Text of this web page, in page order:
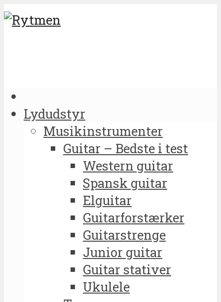
Lydudstyr
Musikinstrumenter
Guitar – Bedste i test
Western guitar
Spansk guitar
Elguitar
Guitarforstærker
Guitarstrenge
Junior guitar
Guitar stativer
Ukulele